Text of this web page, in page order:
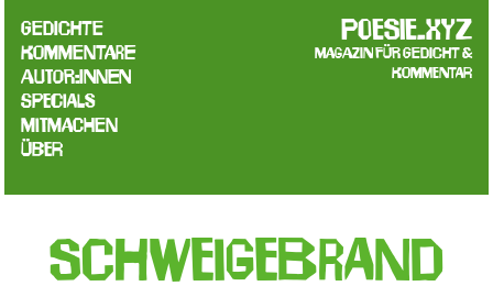
poesie.xyz
Magazin für Gedicht &
Kommentar
Gedichte
Kommentare
Autor:innen
Specials
Mitmachen
Über
schweigebrand